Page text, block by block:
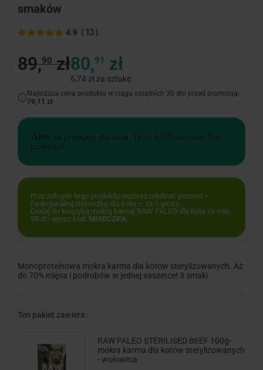
smaków
4.9 ( 13 )
89,90zł80,91 zł
6,74 zł za sztukę
Najniższa cena produktu w ciągu ostatnich 30 dni przed promocją:
79,11 zł
-10% na produkty dla kota. Tylko 5-10 sierpnia. Nie
przegap!
Przy zakupie tego produktu możesz odebrać prezent –
funkcjonalną miseczkę dla kota – za 1 grosz.
Dodaj do koszyka mokrą karmę RAW PALEO dla kota za min.
99 zł i wpisz kod: MISECZKA.
Monoproteinowa mokra karma dla kotów sterylizowanych. Aż
do 70% mięsa i podrobów w jednej saszetce! 3 smaki
Ten pakiet zawiera :
RAW PALEO STERILISED BEEF 100g-
mokra karma dla kotów sterylizowanych
- wołowina